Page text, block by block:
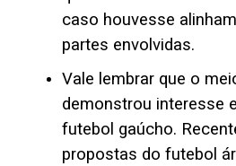
caso houvesse
partes envolvidas.
Vale lembrar que o
demonstrou interesse
futebol gaúcho.
propostas do futebol